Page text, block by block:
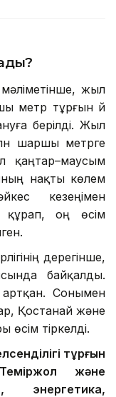
жыл
метр тұрғын үй
берілді. Жыл
шаршы метрге
қаңтар–маусым
нақты көлем
кезеңімен
құрап, оң өсім
дерегінше,
байқалды.
Сонымен
Қостанай және
өсім тіркелді.
тұрғын
және
энергетика,